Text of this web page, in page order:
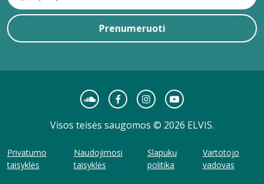
Prenumeruoti
Visos teisės saugomos © 2026 ELVIS.
Privatumo
taisyklės
Naudojimosi
taisyklės
Slapukų
politika
Vartotojo
vadovas